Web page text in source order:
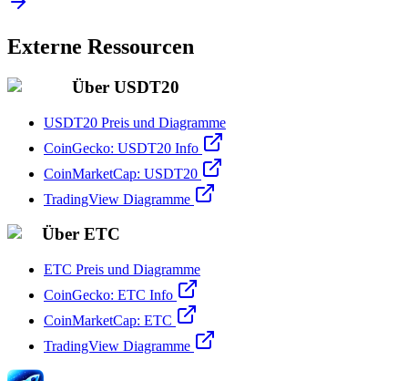
Externe Ressourcen
Über USDT20
USDT20 Preis und Diagramme
CoinGecko: USDT20 Info
CoinMarketCap: USDT20
TradingView Diagramme
Über ETC
ETC Preis und Diagramme
CoinGecko: ETC Info
CoinMarketCap: ETC
TradingView Diagramme